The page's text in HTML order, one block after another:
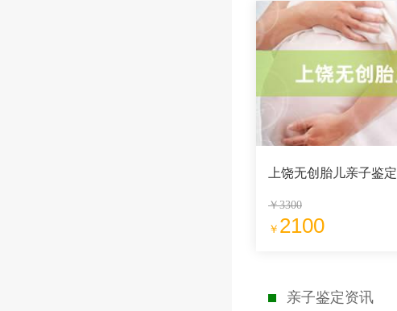
上饶无创胎儿亲子鉴定
￥3300
￥ 2100
亲子鉴定资讯